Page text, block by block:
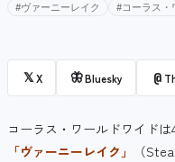
#ヴァーニーレイク #コーラス・
𝕏X 🦋Bluesky @
コーラス・ワールドワイド
「ヴァーニーレイク」
（